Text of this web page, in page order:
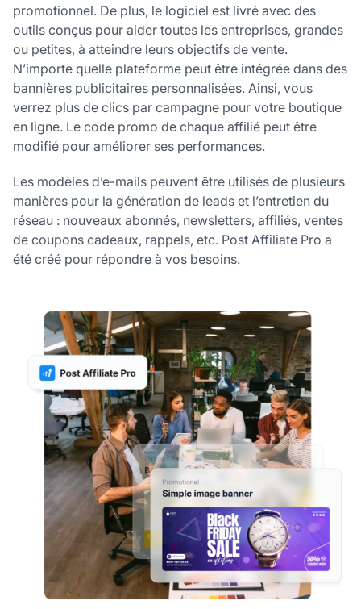
promotionnel. De plus, le logiciel est livré avec des
outils conçus pour aider toutes les entreprises, grandes
ou petites, à atteindre leurs objectifs de vente.
N’importe quelle plateforme peut être intégrée dans des
bannières publicitaires personnalisées. Ainsi, vous
verrez plus de clics par campagne pour votre boutique
en ligne. Le code promo de chaque affilié peut être
modifié pour améliorer ses performances.
Les modèles d’e-mails peuvent être utilisés de plusieurs
manières pour la génération de leads et l’entretien du
réseau : nouveaux abonnés, newsletters, affiliés, ventes
de coupons cadeaux, rappels, etc. Post Affiliate Pro a
été créé pour répondre à vos besoins.